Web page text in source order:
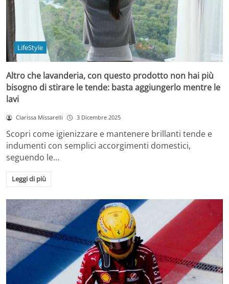
LifeStyle
Altro che lavanderia, con questo prodotto non hai più
bisogno di stirare le tende: basta aggiungerlo mentre le
lavi
Clarissa Missarelli 3 Dicembre 2025
Scopri come igienizzare e mantenere brillanti tende e
indumenti con semplici accorgimenti domestici,
seguendo le…
Leggi di più